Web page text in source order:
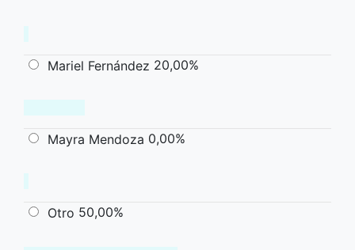
Mariel Fernández 20,00%
Mayra Mendoza 0,00%
Otro 50,00%